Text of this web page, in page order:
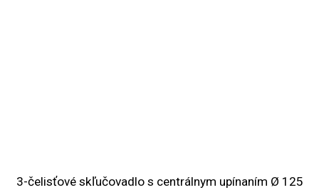
3-čelisťové skľučovadlo s centrálnym upínaním Ø 125